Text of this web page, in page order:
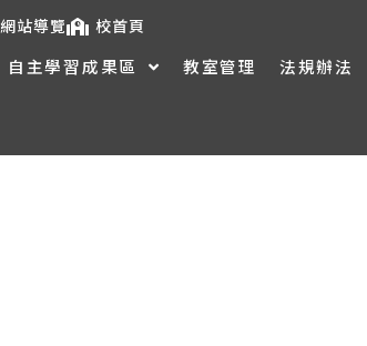
網站導覽 校首頁
自主學習成果區 教室管理 法規辦法